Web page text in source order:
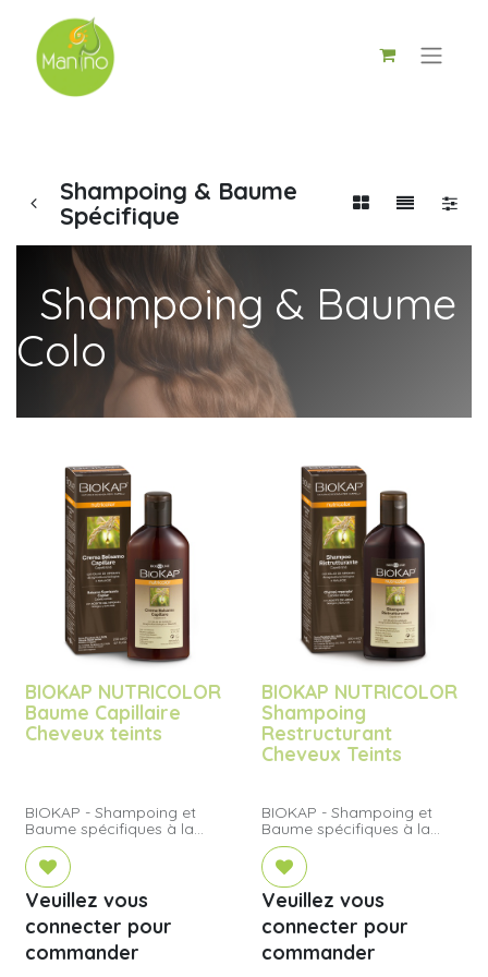
Shampoing & Baume
Spécifique
Shampoing & Baume
Colo
BIOKAP NUTRICOLOR
Baume Capillaire
Cheveux teints
BIOKAP - Shampoing et
Baume spécifiques à la
coloration
Veuillez vous
connecter pour
commander
BIOKAP NUTRICOLOR
Shampoing
Restructurant
Cheveux Teints
BIOKAP - Shampoing et
Baume spécifiques à la
coloration
Veuillez vous
connecter pour
commander